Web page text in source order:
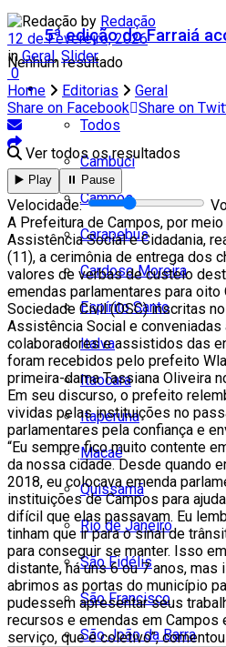
5ª edição do Farraiá
Cidades
Todos
Cambuci
Campos
Carapebus
Cardoso Moreira
Espírito Santo
Italva
Itaocara
Itaperuna
Macaé
Quissamã
Rio de Janeiro
São Fidélis
São Francisco
São João da Barra
Nenhum resultado
Ver todos os resultados
by Redação
12 de Fevereiro, 2026
in Geral,Slider
0
Home
Editorias
Geral
Share on Facebook Share on
▶️ Play ⏸️ Pause
Velocidade:
A Prefeitura de Campos, por
Assistência Social e Cidadania,
(11), a cerimônia de entrega dos
valores de verbas de custeio
emendas parlamentares para oito
Sociedade Civil (OSC) inscritas
Assistência Social e conveniadas
colaboradores e assistidos das
foram recebidos pelo prefeito
primeira-dama Tassiana Oliveira
Em seu discurso, o prefeito
vividas pelas instituições no
parlamentares pela confiança e
“Eu sempre fico muito contente
da nossa cidade. Desde quando
2018, eu colocava emenda
instituições de Campos para
difícil que elas passavam. Eu
tinham que ir para o sinal de
para conseguir se manter. Isso
distante, há uns 6 ou 7 anos,
abrimos as portas do município
pudessem apresentar seus
recursos e emendas em Campos
serviço, que é coletivo”,